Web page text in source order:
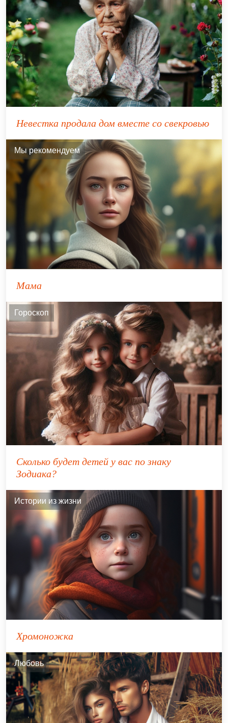
Невестка продала дом вместе со свекровью
Мы рекомендуем
Мама
Гороскоп
Сколько будет детей у вас по знаку
Зодиака?
Истории из жизни
Хромоножка
Любовь